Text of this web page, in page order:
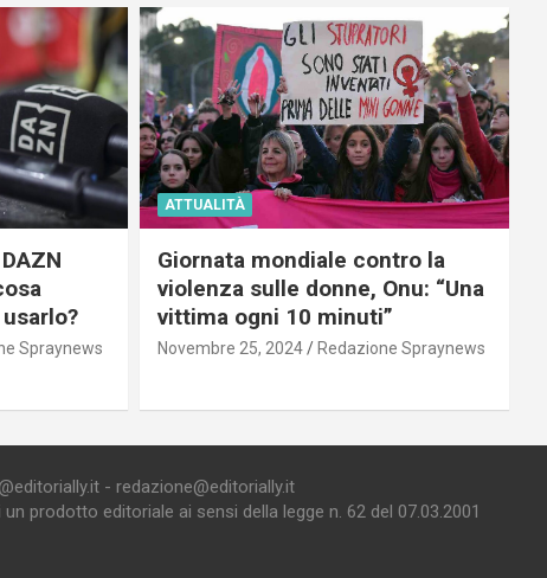
Spraynews
ATTUALITÀ
Giornata mondiale contro la
violenza sulle donne, Onu: “Una
vittima ogni 10 minuti”
Novembre 25, 2024 Redazione Spraynews
- redazione@editorially.it
prodotto editoriale ai sensi della legge n. 62 del 07.03.2001